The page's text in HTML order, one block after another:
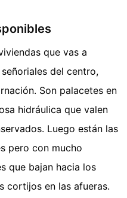
que vas a
del centro,
Son palacetes en
hidráulica que valen
Luego están las
pero con mucho
que bajan hacia los
cortijos en las afueras.